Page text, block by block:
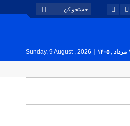
|
Sunday, 9 August , 2026